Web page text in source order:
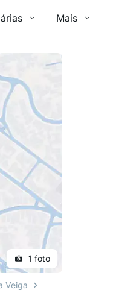
Mais
1 foto
Veiga